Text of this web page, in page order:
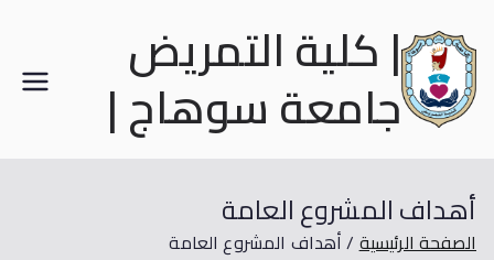
| كلية التمريض
جامعة سوهاج |
أهداف المشروع العامة
الصفحة الرئيسية أهداف المشروع العامة